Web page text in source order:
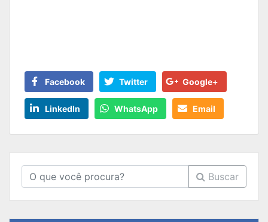
Facebook Twitter Google+
LinkedIn WhatsApp Email
Buscar